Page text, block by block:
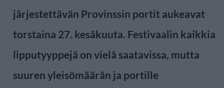
järjestettävän Provinssin portit aukeavat
torstaina 27. kesäkuuta. Festivaalin kaikkia
lipputyyppejä on vielä saatavissa, mutta
suuren yleisömäärän ja portille